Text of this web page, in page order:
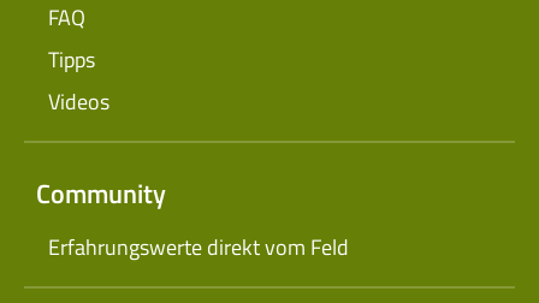
FAQ
Tipps
Videos
Community
Erfahrungswerte direkt vom Feld